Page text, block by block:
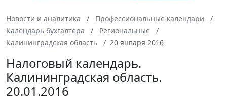
Новости и аналитика
Профессиональные календари
Календарь бухгалтера
Региональные
Калининградская область
20 января 2016
Налоговый календарь.
Калининградская область.
20.01.2016